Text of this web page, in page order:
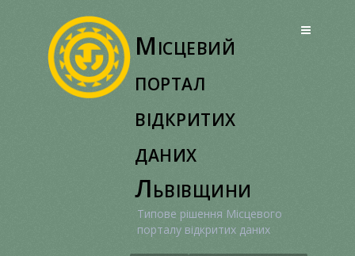
Місцевий
портал
відкритих
даних
Львівщини
Типове рішення Місцевого
порталу відкритих даних